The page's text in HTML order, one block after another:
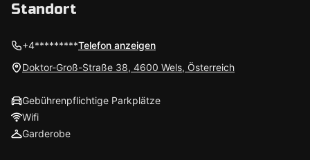
Standort
+4*********Telefon anzeigen
Doktor-Groß-Straße 38, 4600 Wels, Österreich
Gebührenpflichtige Parkplätze
Wifi
Garderobe